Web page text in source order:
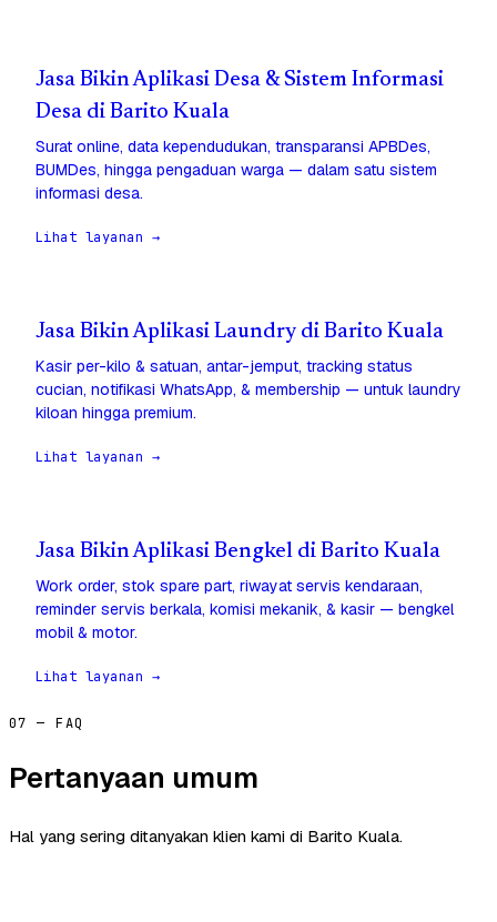
Jasa Bikin Aplikasi Desa & Sistem Informasi
Desa di Barito Kuala
Surat online, data kependudukan, transparansi APBDes,
BUMDes, hingga pengaduan warga — dalam satu sistem
informasi desa.
Lihat layanan →
Jasa Bikin Aplikasi Laundry di Barito Kuala
Kasir per-kilo & satuan, antar-jemput, tracking status
cucian, notifikasi WhatsApp, & membership — untuk laundry
kiloan hingga premium.
Lihat layanan →
Jasa Bikin Aplikasi Bengkel di Barito Kuala
Work order, stok spare part, riwayat servis kendaraan,
reminder servis berkala, komisi mekanik, & kasir — bengkel
mobil & motor.
Lihat layanan →
07 — FAQ
Pertanyaan umum
Hal yang sering ditanyakan klien kami di Barito Kuala.